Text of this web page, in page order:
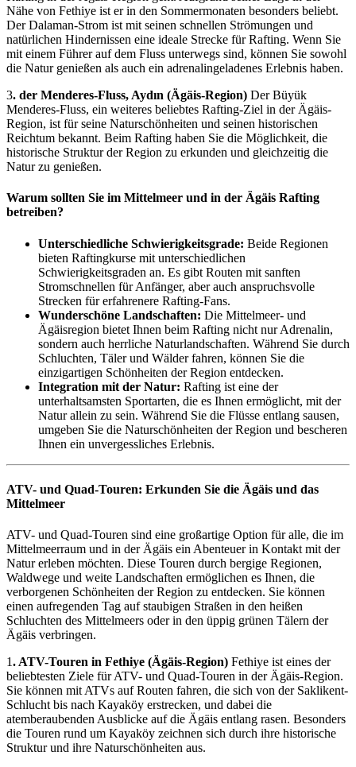
Nähe von Fethiye ist er in den Sommermonaten besonders beliebt.
Der Dalaman-Strom ist mit seinen schnellen Strömungen und
natürlichen Hindernissen eine ideale Strecke für Rafting. Wenn Sie
mit einem Führer auf dem Fluss unterwegs sind, können Sie sowohl
die Natur genießen als auch ein adrenalingeladenes Erlebnis haben.
3. der Menderes-Fluss, Aydın (Ägäis-Region) Der Büyük
Menderes-Fluss, ein weiteres beliebtes Rafting-Ziel in der Ägäis-
Region, ist für seine Naturschönheiten und seinen historischen
Reichtum bekannt. Beim Rafting haben Sie die Möglichkeit, die
historische Struktur der Region zu erkunden und gleichzeitig die
Natur zu genießen.
Warum sollten Sie im Mittelmeer und in der Ägäis Rafting
betreiben?
Unterschiedliche Schwierigkeitsgrade: Beide Regionen
bieten Raftingkurse mit unterschiedlichen
Schwierigkeitsgraden an. Es gibt Routen mit sanften
Stromschnellen für Anfänger, aber auch anspruchsvolle
Strecken für erfahrenere Rafting-Fans.
Wunderschöne Landschaften: Die Mittelmeer- und
Ägäisregion bietet Ihnen beim Rafting nicht nur Adrenalin,
sondern auch herrliche Naturlandschaften. Während Sie durch
Schluchten, Täler und Wälder fahren, können Sie die
einzigartigen Schönheiten der Region entdecken.
Integration mit der Natur: Rafting ist eine der
unterhaltsamsten Sportarten, die es Ihnen ermöglicht, mit der
Natur allein zu sein. Während Sie die Flüsse entlang sausen,
umgeben Sie die Naturschönheiten der Region und bescheren
Ihnen ein unvergessliches Erlebnis.
ATV- und Quad-Touren: Erkunden Sie die Ägäis und das
Mittelmeer
ATV- und Quad-Touren sind eine großartige Option für alle, die im
Mittelmeerraum und in der Ägäis ein Abenteuer in Kontakt mit der
Natur erleben möchten. Diese Touren durch bergige Regionen,
Waldwege und weite Landschaften ermöglichen es Ihnen, die
verborgenen Schönheiten der Region zu entdecken. Sie können
einen aufregenden Tag auf staubigen Straßen in den heißen
Schluchten des Mittelmeers oder in den üppig grünen Tälern der
Ägäis verbringen.
1. ATV-Touren in Fethiye (Ägäis-Region) Fethiye ist eines der
beliebtesten Ziele für ATV- und Quad-Touren in der Ägäis-Region.
Sie können mit ATVs auf Routen fahren, die sich von der Saklikent-
Schlucht bis nach Kayaköy erstrecken, und dabei die
atemberaubenden Ausblicke auf die Ägäis entlang rasen. Besonders
die Touren rund um Kayaköy zeichnen sich durch ihre historische
Struktur und ihre Naturschönheiten aus.